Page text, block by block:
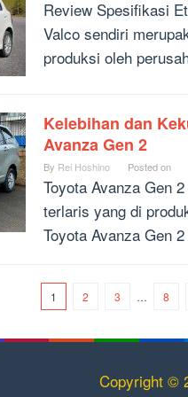
Review Spesifikasi
Valco sendiri
produksi oleh
Kelebihan dan
Avanza Gen 2
By Rei Hoshino Posted on
Toyota Avanza Gen
terlaris yang di
Toyota Avanza Gen
1 2 3 … 8
Copyright ©